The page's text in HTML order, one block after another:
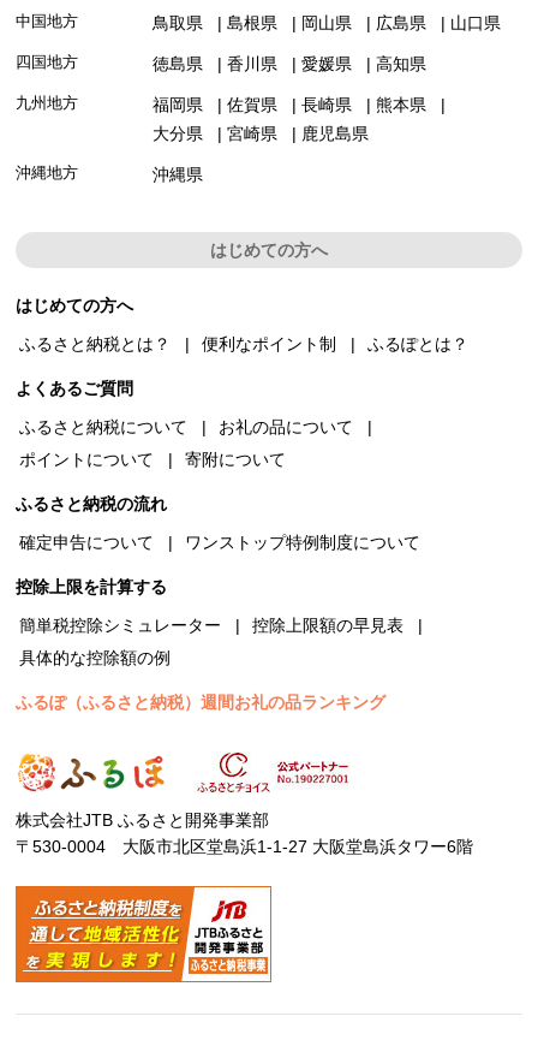
中国地方 鳥取県 島根県 岡山県 広島県 山口県
四国地方 徳島県 香川県 愛媛県 高知県
九州地方 福岡県 佐賀県 長崎県
熊本県
大分県
宮崎県 鹿児島県
沖縄地方 沖縄県
はじめての方へ
はじめての方へ
ふるさと納税とは？
便利なポイント制 ふるぽとは？
よくあるご質問
ふるさと納税について
お礼の品について
ポイントについて
寄附について
ふるさと納税の流れ
確定申告について
ワンストップ特例制度について
控除上限を計算する
簡単税控除シミュレーター
控除上限額の早見表
具体的な控除額の例
ふるぽ（ふるさと納税）週間お礼の品ランキング
株式会社JTB ふるさと開発事業部
〒530-0004 大阪市北区堂島浜1-1-27 大阪堂島浜タワー6階